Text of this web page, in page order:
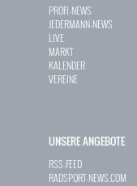
PROFI-NEWS
JEDERMANN-NEWS
LIVE
MARKT
KALENDER
VEREINE
UNSERE ANGEBOTE
RSS-FEED
RADSPORT-NEWS.COM